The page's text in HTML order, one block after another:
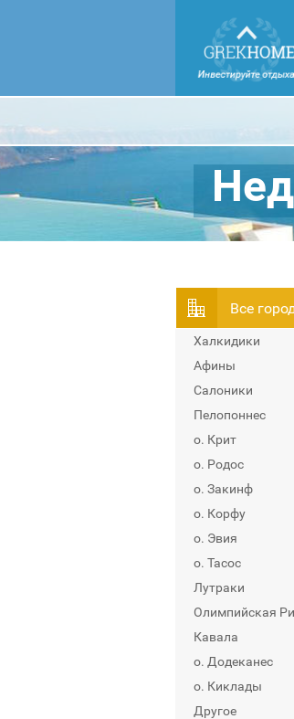
Всe
Халкидики
Афины
Салоники
Пелопоннес
о. Крит
о. Родос
о. Закинф
о. Корфу
о. Эвия
о. Тасос
Лутраки
Олимпийская
Кавала
о. Додеканес
о. Киклады
Другое